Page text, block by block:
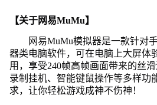
【关于网易MuMu】
网易MuMu模拟器是一款针对
器类电脑软件，可在电脑上大屏体
用，享受240帧高帧画面带来的丝
录制挂机、智能键鼠操作等多样功
求，让你轻松游戏成神不伤神！